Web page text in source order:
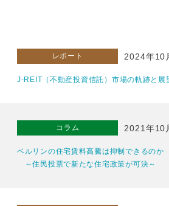
レポート 2024年10
J-REIT（不動産投資信託）市場の軌跡と展
コラム 2021年10
ベルリンの住宅賃料高騰は抑制できるのか
～住民投票で新たな住宅政策が可決～